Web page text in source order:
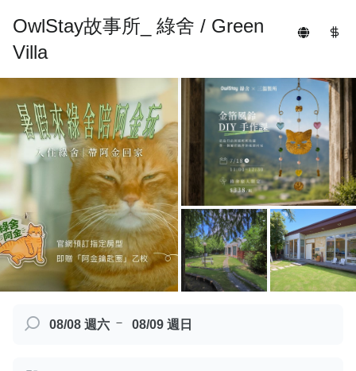
OwlStay故事所_ 綠舍 / Green
Villa
08/08 週六 － 08/09 週日